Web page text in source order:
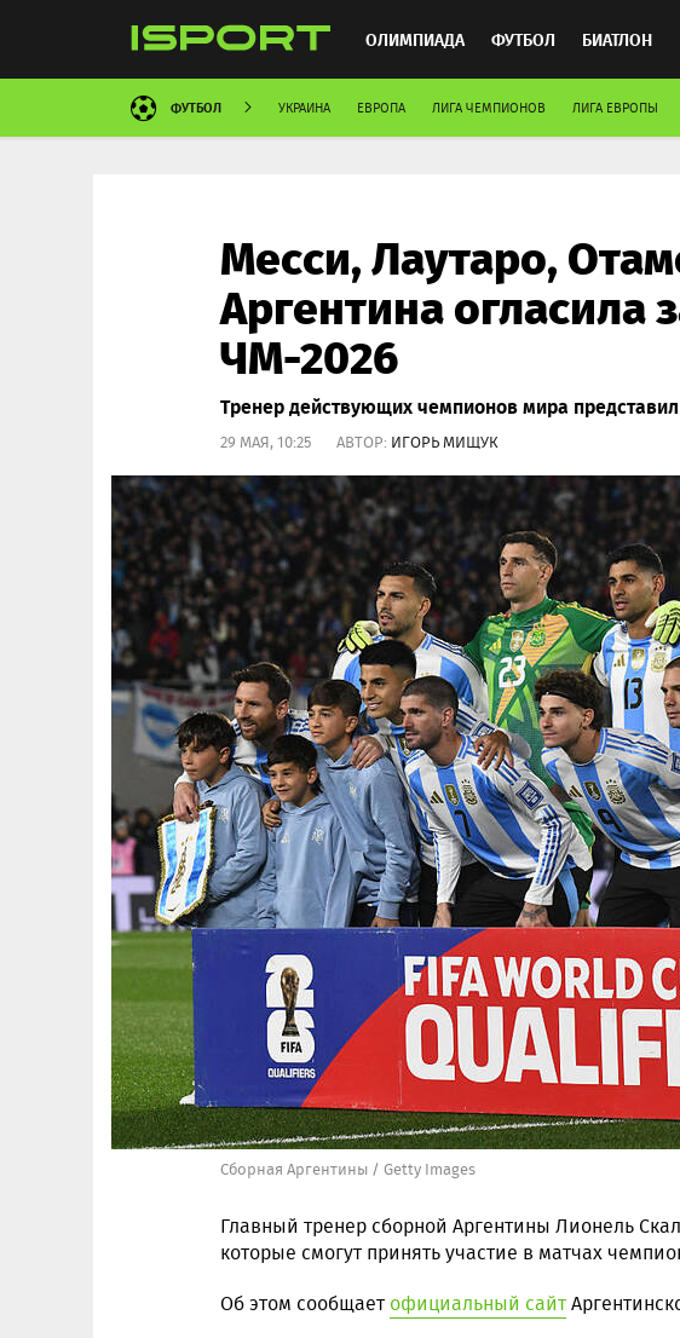
ОЛИМПИАДА ФУТБОЛ БИАТЛОН
ХОККЕЙ ММА АВТОСПОРТ
ФУТБОЛ УКРАИНА ЕВРОПА ЛИГА ЧЕМПИОНОВ ЛИГА ЕВРОПЫ
Месси, Лаутаро,
Аргентина огласила
ЧМ-2026
Тренер действующих чемпионов мира
29 МАЯ, 10:25 АВТОР: ИГОРЬ МИЩУК
Сборная Аргентины / Getty Images
Главный тренер сборной Аргентины Лионель
которые смогут принять участие в матчах
Об этом сообщает официальный сайт